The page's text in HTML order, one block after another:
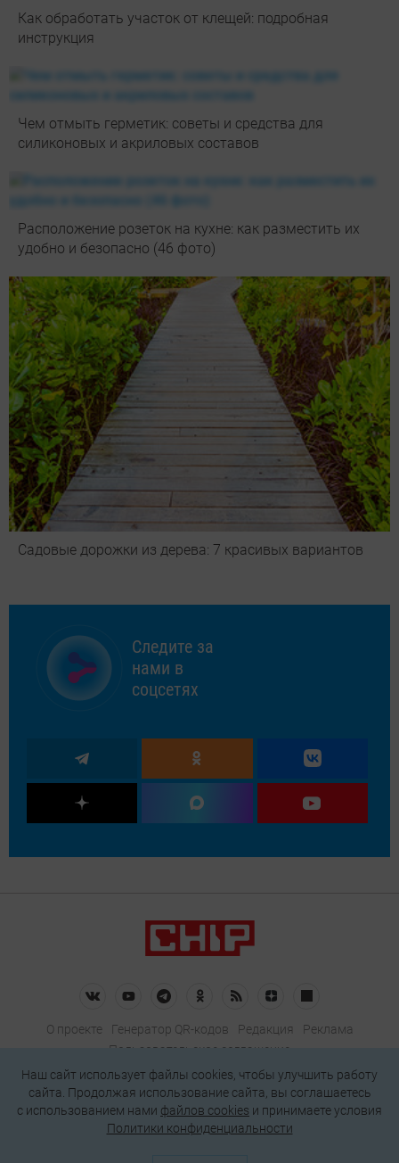
Как обработать участок от клещей: подробная
инструкция
Чем отмыть герметик: советы и средства для
силиконовых и акриловых составов
Расположение розеток на кухне: как разместить их
удобно и безопасно (46 фото)
Садовые дорожки из дерева: 7 красивых вариантов
Следите за
нами в
соцсетях
О проекте Генератор QR-кодов Редакция
Реклама
Пользовательское соглашение
Политика конфиденциальности
Подписаться на рассылку
Наш сайт использует файлы cookies, чтобы улучшить работу
сайта. Продолжая использование сайта, вы соглашаетесь
c использованием нами файлов cookies и принимаете условия
Политики конфиденциальности